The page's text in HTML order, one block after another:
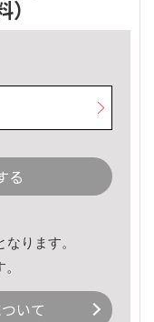
）
る
ります。
いて